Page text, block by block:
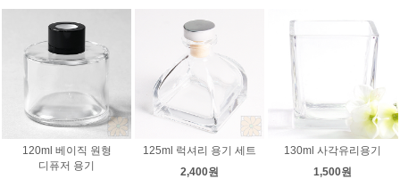
120ml 베이직 원형
디퓨저 용기
125ml 럭셔리 용기 세트
2,400원
130ml 사각유리용기
1,500원